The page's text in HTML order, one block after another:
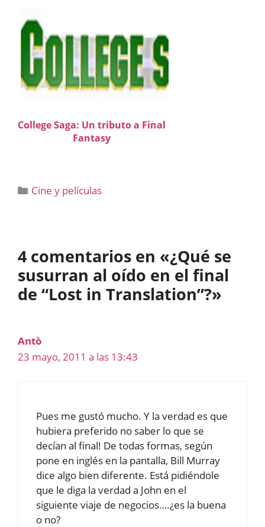
College Saga: Un tributo a Final
Fantasy
Categorías
Cine y películas
4 comentarios en «¿Qué se
susurran al oído en el final
de “Lost in Translation”?»
Antò
23 mayo, 2011 a las 13:43
Pues me gustó mucho. Y la verdad es que
hubiera preferido no saber lo que se
decían al final! De todas formas, según
pone en inglés en la pantalla, Bill Murray
dice algo bien diferente. Está pidiéndole
que le diga la verdad a John en el
siguiente viaje de negocios….¿es la buena
o no?